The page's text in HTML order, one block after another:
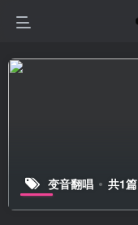
变音翻唱 共1篇